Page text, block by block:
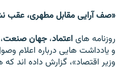
«صف آرايی مقابل مطهری، عقب‌
روزنامه هایاعتماد،جهان صنعت
و يادداشت هايی درباره اعلام
وزير اقتصاد»، گزارش داده